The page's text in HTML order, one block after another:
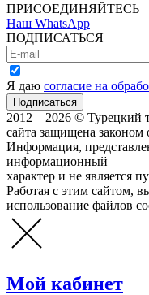
ПРИСОЕДИНЯЙТЕСЬ
Наш WhatsApp
ПОДПИСАТЬСЯ
Я даю согласие на
2012 – 2026 © Турецкий
сайта защищена законом
Информация,
информационный
характер и не является
Работая с этим сайтом,
использование файлов
Мой кабинет